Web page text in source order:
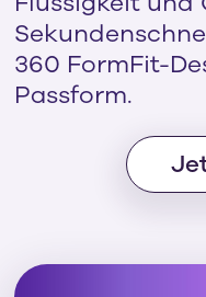
360 FormFit-
Passform.